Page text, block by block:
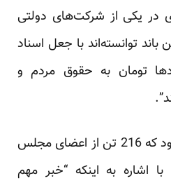
در یکی از شرکت‌های دولتی
توانسته‌اند با جعل اسناد
تومان به حقوق مردم و
به دنبال همین اظهارات بود که 216 تن از اعضای مجلس
اشاره به اینکه “خبر مهم